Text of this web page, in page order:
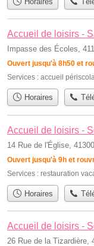
Accueil de loisirs -
Impasse des Écoles,
Ouvert jusqu'à 8h50 et
Services : accueil
Horaires
Accueil de loisirs -
14 Rue de l'Église,
Ouvert jusqu'à 9h et
Services : restauration
Horaires
Accueil de loisirs -
26 Rue de la Tizardière,